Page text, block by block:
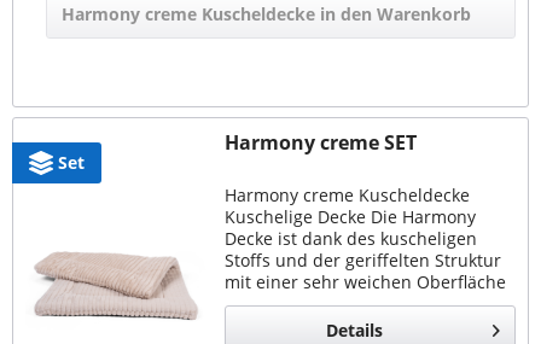
Harmony creme Kuscheldecke in den Warenkorb
Set
Harmony creme SET
Harmony creme Kuscheldecke
Kuschelige Decke Die Harmony
Decke ist dank des kuscheligen
Stoffs und der geriffelten Struktur
mit einer sehr weichen Oberfläche
ausgestattet. Das macht sie zu dem
perfekten Liegeplatz im Alltag.
Details